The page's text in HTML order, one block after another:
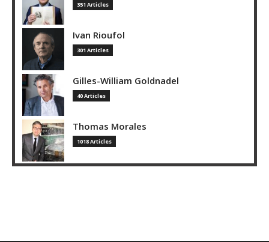
351 Articles
Ivan Rioufol
301 Articles
Gilles-William Goldnadel
40 Articles
Thomas Morales
1018 Articles